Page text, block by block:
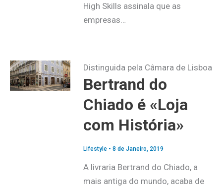
High Skills assinala que as
empresas…
Distinguida pela Câmara de Lisboa
Bertrand do
Chiado é «Loja
com História»
Lifestyle• 8 de Janeiro, 2019
A livraria Bertrand do Chiado, a
mais antiga do mundo, acaba de